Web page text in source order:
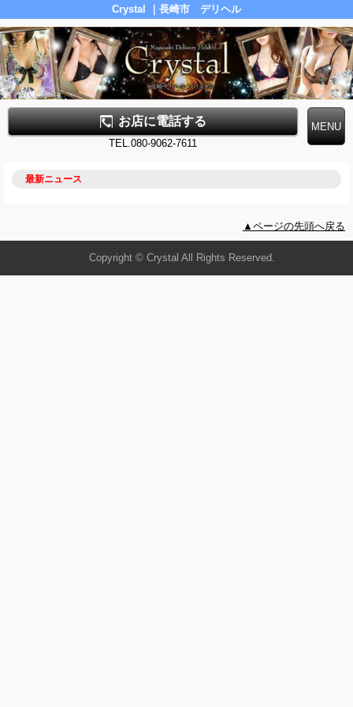
Crystal ｜長崎市 デリヘル
お店に電話する
TEL.080-9062-7611
最新ニュース
▲ページの先頭へ戻る
Copyright © Crystal All Rights Reserved.